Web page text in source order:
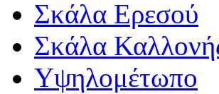
Σκάλα Ερεσού
Σκάλα
Υψηλομέτωπο